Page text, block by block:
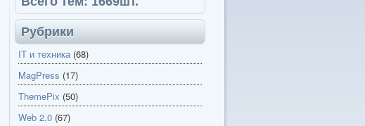
Рубрики
IT и техника(68)
MagPress (17)
ThemePix (50)
Web 2.0 (67)